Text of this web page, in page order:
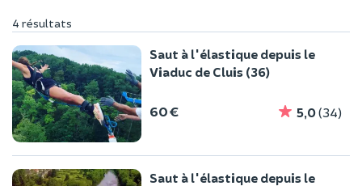
4 résultats
Saut à l'élastique depuis le
Viaduc de Cluis (36)
60 € 5,0(34)
Saut à l'élastique depuis le